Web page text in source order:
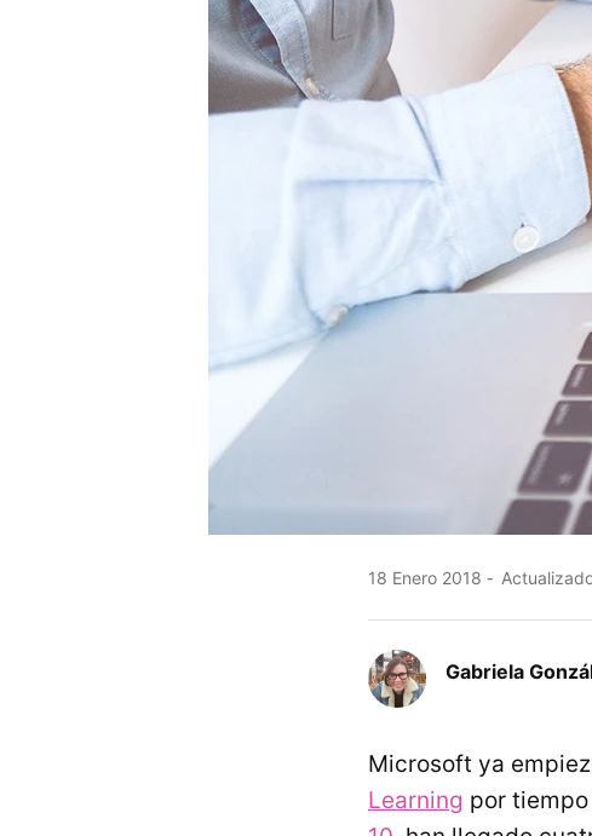
18 Enero 2018
Gabriela
Microsoft ya
Learning por